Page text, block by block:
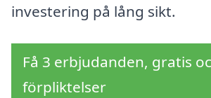
investering på lång sikt.
Få 3 erbjudanden, gratis
förpliktelser